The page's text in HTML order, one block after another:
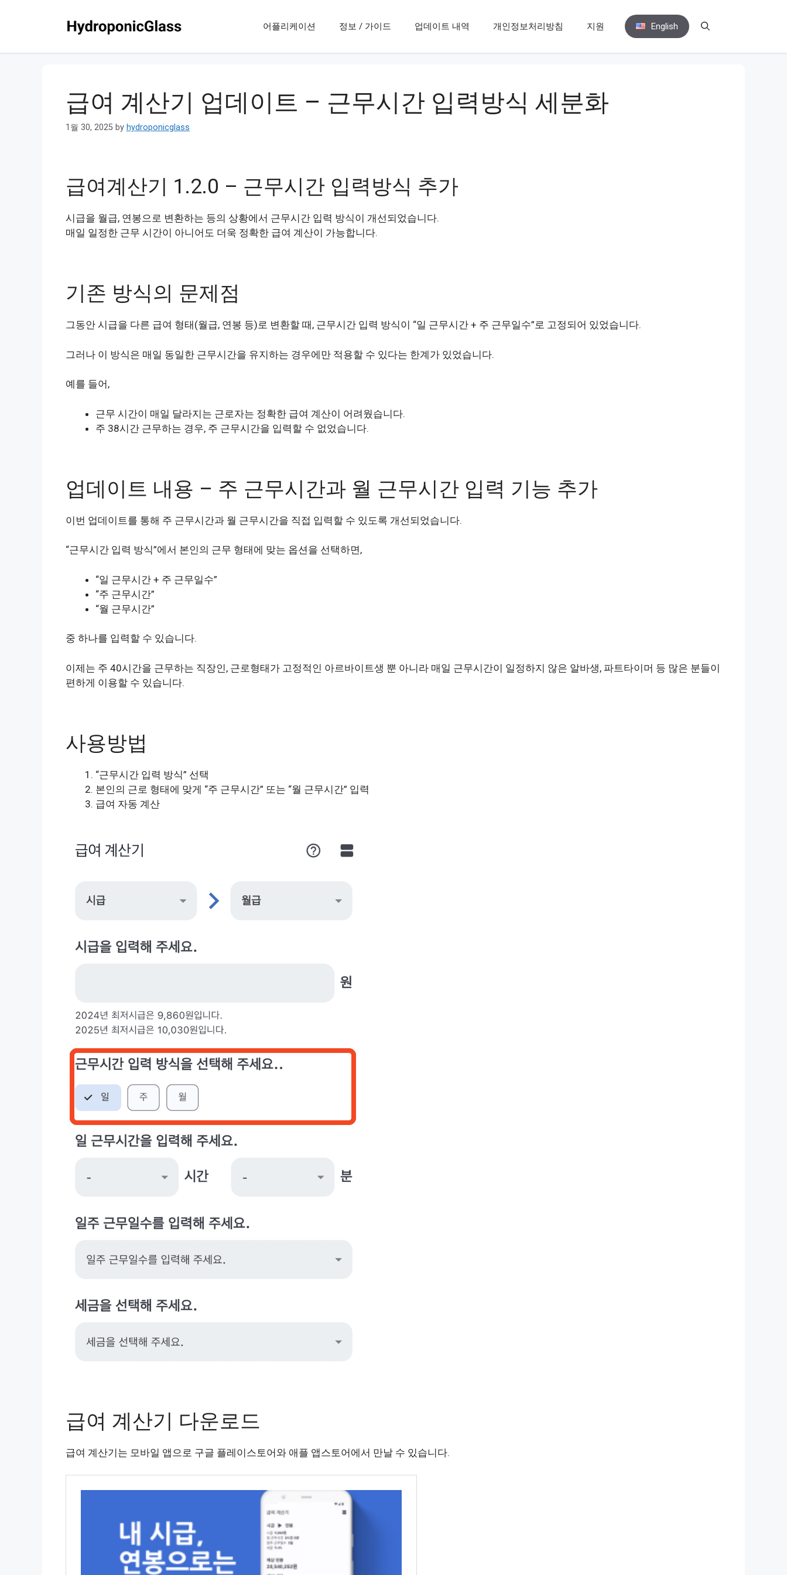
어플리케이션 정보 / 가이드 업데이트 내역 개인정보처리방침 지원 English
급여 계산기 업데이트 – 근무시간 입력방식 세분화
1월 30, 2025 by hydroponicglass
급여계산기 1.2.0 – 근무시간 입력방식 추가
시급을 월급, 연봉으로 변환하는 등의 상황에서 근무시간 입력 방식이 개선되었습니다.
매일 일정한 근무 시간이 아니어도 더욱 정확한 급여 계산이 가능합니다.
기존 방식의 문제점
그동안 시급을 다른 급여 형태(월급, 연봉 등)로 변환할 때, 근무시간 입력 방식이 “일 근무시간 + 주 근무일수”로 고정되어 있었습니다.
그러나 이 방식은 매일 동일한 근무시간을 유지하는 경우에만 적용할 수 있다는 한계가 있었습니다.
예를 들어,
근무 시간이 매일 달라지는 근로자는 정확한 급여 계산이 어려웠습니다.
주 38시간 근무하는 경우, 주 근무시간을 입력할 수 없었습니다.
업데이트 내용 – 주 근무시간과 월 근무시간 입력 기능 추가
이번 업데이트를 통해 주 근무시간과 월 근무시간을 직접 입력할 수 있도록 개선되었습니다.
“근무시간 입력 방식”에서 본인의 근무 형태에 맞는 옵션을 선택하면,
“일 근무시간 + 주 근무일수”
“주 근무시간”
“월 근무시간”
중 하나를 입력할 수 있습니다.
이제는 주 40시간을 근무하는 직장인, 근로형태가 고정적인 아르바이트생 뿐 아니라 매일 근무시간이 일정하지 않은 알바생, 파트타이머 등 많은 분들이
편하게 이용할 수 있습니다.
사용방법
“근무시간 입력 방식” 선택
본인의 근로 형태에 맞게 “주 근무시간” 또는 “월 근무시간” 입력
급여 자동 계산
급여 계산기 다운로드
급여 계산기는 모바일 앱으로 구글 플레이스토어와 애플 앱스토어에서 만날 수 있습니다.